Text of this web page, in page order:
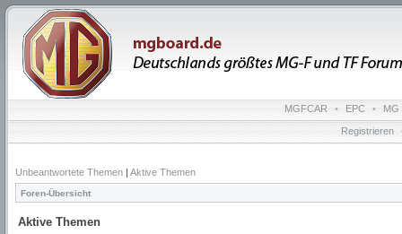
MGFCAR • EPC • MG
Registrieren
Unbeantwortete Themen | Aktive Themen
Foren-Übersicht
Aktive Themen